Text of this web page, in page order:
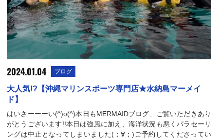
2024.01.04 ブログ
大人気!?【沖縄マリンスポーツ専門店★水納島マーメイ
ド】
はいさーーーい(^)o(^)本日もMERMAIDブログ、ご覧いただきあり
がとうございます!!本日は強風に加え、海洋状況も悪くパラセーリ
ングは中止となってしまいました(；∀；)ご予約してくださってい